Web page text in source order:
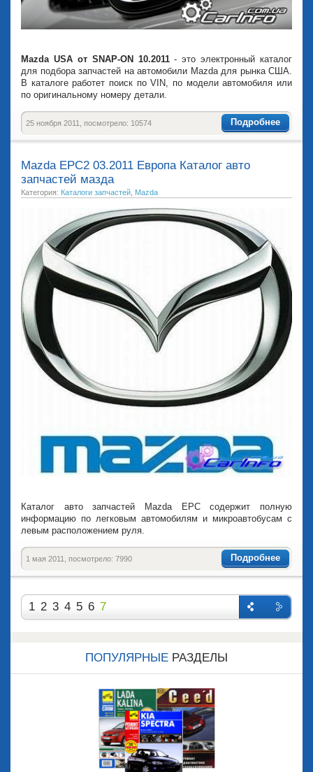
Mazda USA от SNAP-ON 10.2011- это электронный каталог
для подбора запчастей на автомобили Mazda для рынка США.
В каталоге работет поиск по VIN, по модели автомобиля или
по оригинальному номеру детали.
Подробнее
25 ноября 2011, посмотрело: 10574
Mazda EPC2 03.2011 Европа Каталог авто
запчастей мазда
Категория: Каталоги запчастей Mazda
Каталог авто запчастей Mazda EPC содержит полную
информацию по легковым автомобилям и микроавтобусам с
левым расположением руля.
Подробнее
1 мая 2011, посмотрело: 7990
1 2 3 4 5 6 7
ПОПУЛЯРНЫЕ РАЗДЕЛЫ